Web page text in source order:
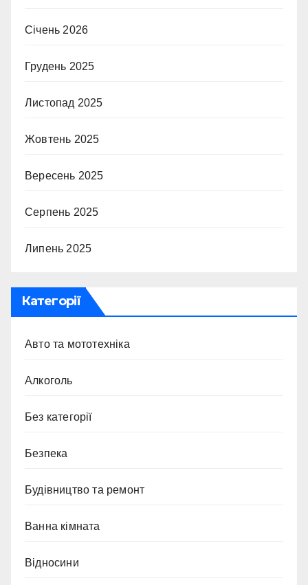
Січень 2026
Грудень 2025
Листопад 2025
Жовтень 2025
Вересень 2025
Серпень 2025
Липень 2025
Категорії
Авто та мототехніка
Алкоголь
Без категорії
Безпека
Будівництво та ремонт
Ванна кімната
Відносини